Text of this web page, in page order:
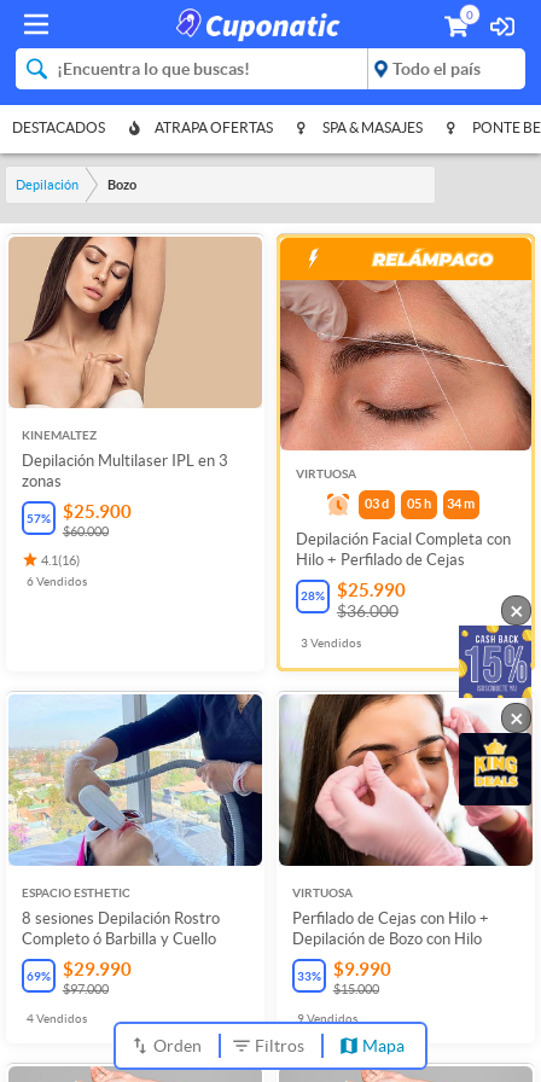
0
DESTACADOS ATRAPA OFERTAS SPA & MASAJES PONTE
Depilación Bozo
KINEMALTEZ
Depilación Multilaser IPL en 3
zonas
57% $25.900
$60.000
4.1(16)
6Vendidos
VIRTUOSA
03 d 05 h 34m
Depilación Facial Completa con
Hilo + Perfilado de Cejas
28% $25.990
$36.000
3Vendidos
ESPACIO ESTHETIC
8 sesiones Depilación Rostro
Completo ó Barbilla y Cuello
69% $29.990
$97.000
4Vendidos
VIRTUOSA
Perfilado de Cejas con Hilo +
Depilación de Bozo con Hilo
33% $9.990
$15.000
9Vendidos
Orden Filtros Mapa
×
×